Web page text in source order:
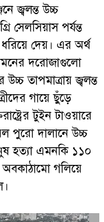
জ্বলন্ত উচ্চ
সেলসিয়াস পর্যন্ত
দেয়। এর অর্থ
দরোজাগুলো
তাপমাত্রায় জ্বলন্ত
গায়ে ছুঁড়ে
টুইন টাওয়ারে
পুরো দালানে উচ্চ
হত্যা এমনকি ১১০
গলিয়ে